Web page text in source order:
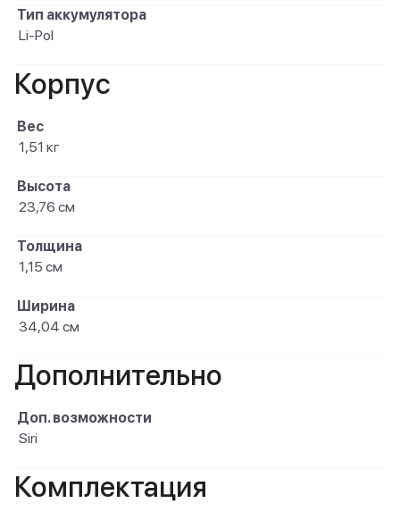
Тип аккумулятора
Li-Pol
Корпус
Вес
1,51 кг
Высота
23,76 см
Толщина
1,15 см
Ширина
34,04 см
Дополнительно
Доп. возможности
Siri
Комплектация